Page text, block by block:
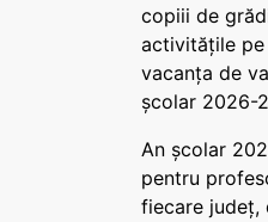
copiii de
activitățile pe
vacanța de
școlar 2026-
An școlar
pentru
fiecare județ,